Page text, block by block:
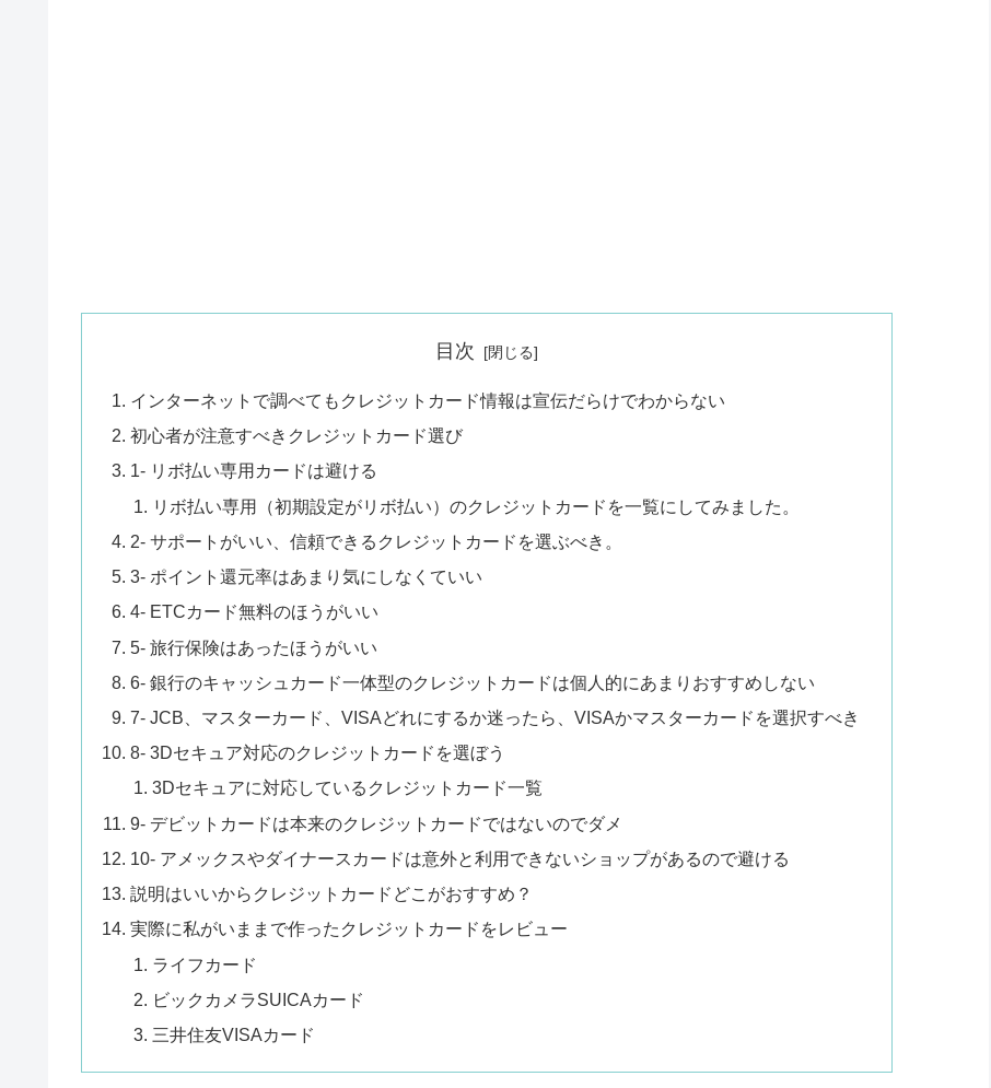
目次
インターネットで調べてもクレジットカード情報は宣伝だらけでわからない
初心者が注意すべきクレジットカード選び
1- リボ払い専用カードは避ける
リボ払い専用（初期設定がリボ払い）のクレジットカードを一覧にしてみました。
2- サポートがいい、信頼できるクレジットカードを選ぶべき。
3- ポイント還元率はあまり気にしなくていい
4- ETCカード無料のほうがいい
5- 旅行保険はあったほうがいい
6- 銀行のキャッシュカード一体型のクレジットカードは個人的にあまりおすすめしない
7- JCB、マスターカード、VISAどれにするか迷ったら、VISAかマスターカードを選択すべき
8- 3Dセキュア対応のクレジットカードを選ぼう
3Dセキュアに対応しているクレジットカード一覧
9- デビットカードは本来のクレジットカードではないのでダメ
10- アメックスやダイナースカードは意外と利用できないショップがあるので避ける
説明はいいからクレジットカードどこがおすすめ？
実際に私がいままで作ったクレジットカードをレビュー
ライフカード
ビックカメラSUICAカード
三井住友VISAカード